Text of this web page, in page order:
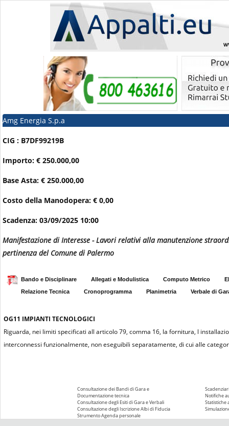
Amg Energia S.p.a
CIG : B7DF99219B
Importo: € 250.000,00
Base Asta: € 250.000,00
Costo della Manodopera: € 0,00
Scadenza: 03/09/2025 10:00
Manifestazione di Interesse - Lavori relativi alla manutenzione
pertinenza del Comune di Palermo
Bando e Disciplinare Allegati e Modulistica Computo Metrico
Relazione Tecnica
Cronoprogramma Planimetria Verbale di
OG11 IMPIANTI TECNOLOGICI
Riguarda, nei limiti specificati all articolo 79, comma 16, la fornitura, l
interconnessi funzionalmente, non eseguibili separatamente, di cui alle
Consultazione dei Bandi di Gara e
Documentazione tecnica
Consultazione degli Esiti di Gara e Verbali
Consultazione degli Iscrizione Albi di Fiducia
Strumento Agenda personale
Notifiche
Statistiche